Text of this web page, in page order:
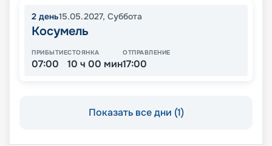
2 день15.05.2027, Суббота
Косумель
ПРИБЫТИЕ
07:00
СТОЯНКА
10 ч 00 мин
ОТПРАВЛЕНИЕ
17:00
Показать все дни (1)